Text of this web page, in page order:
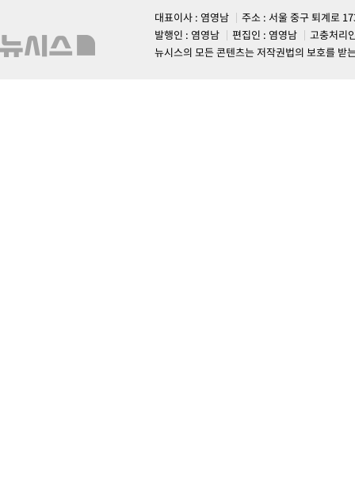
대표이사 : 염영남
주소 : 서울 중구 퇴계로
발행인 : 염영남
편집인 : 염영남
고충처리
뉴시스의 모든 콘텐츠는 저작권법의 보호를